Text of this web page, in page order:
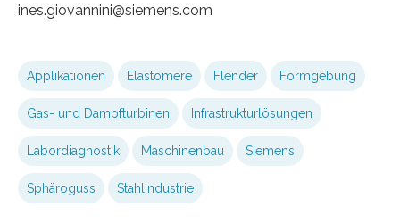
ines.giovannini​@siemens.com
Applikationen Elastomere Flender Formgebung
Gas- und Dampfturbinen Infrastrukturlösungen
Labordiagnostik Maschinenbau Siemens
Sphäroguss Stahlindustrie